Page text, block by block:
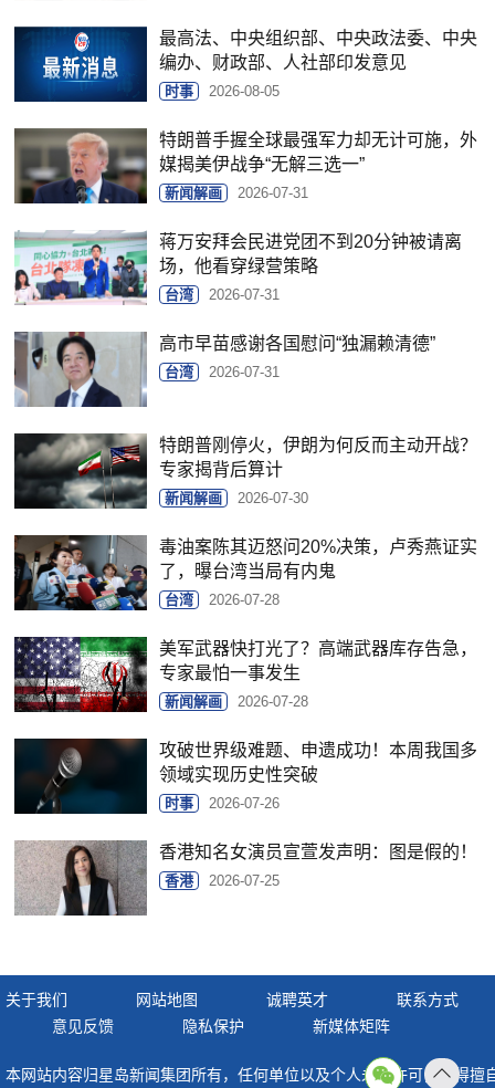
最高法、中央组织部、中央政法委、中央
编办、财政部、人社部印发意见
时事 2026-08-05
特朗普手握全球最强军力却无计可施，外
媒揭美伊战争“无解三选一”
新闻解画 2026-07-31
蒋万安拜会民进党团不到20分钟被请离
场，他看穿绿营策略
台湾 2026-07-31
高市早苗感谢各国慰问“独漏赖清德”
台湾 2026-07-31
特朗普刚停火，伊朗为何反而主动开战？
专家揭背后算计
新闻解画 2026-07-30
毒油案陈其迈怒问20%决策，卢秀燕证实
了，曝台湾当局有内鬼
台湾 2026-07-28
美军武器快打光了？高端武器库存告急，
专家最怕一事发生
新闻解画 2026-07-28
攻破世界级难题、申遗成功！本周我国多
领域实现历史性突破
时事 2026-07-26
香港知名女演员宣萱发声明：图是假的！
香港 2026-07-25
关于我们 网站地图 诚聘英才
联系方式
意见反馈
隐私保护 新媒体矩阵
本网站内容归星岛新闻集团所有，任何单位以及个人未经许可，不得擅